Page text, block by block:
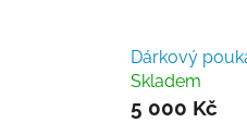
Dárkový
Skladem
5 000 Kč